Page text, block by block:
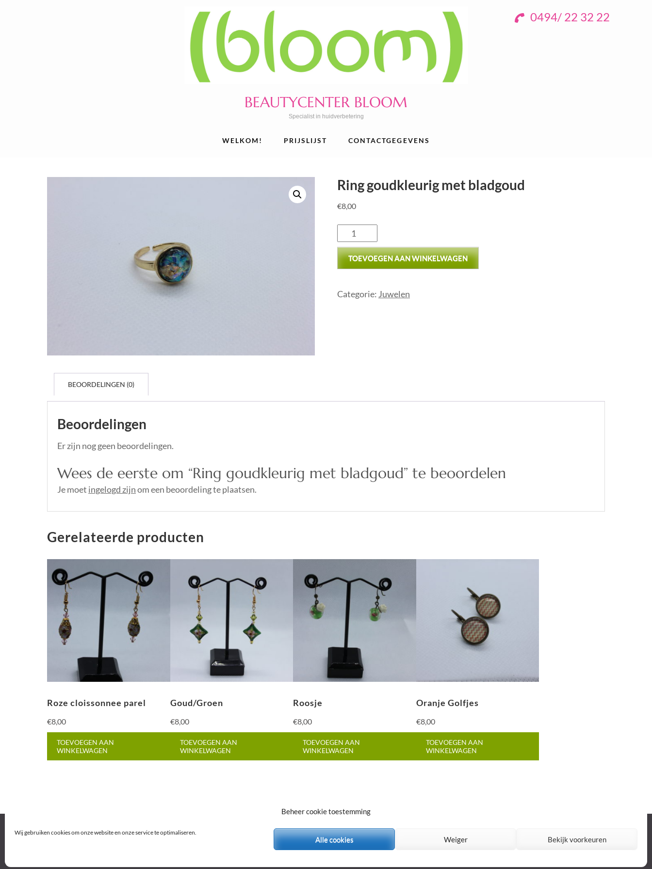
Beheer cookie toestemming
Wij gebruiken cookies om onze website en onze service te optimaliseren.
Alle cookies Weiger Bekijk voorkeuren
0494/ 22 32 22
BEAUTYCENTER BLOOM
Specialist in huidverbetering
WELKOM! PRIJSLIJST CONTACTGEGEVENS
Ring goudkleurig met bladgoud
€8,00
TOEVOEGEN AAN WINKELWAGEN
Categorie: Juwelen
BEOORDELINGEN (0)
Beoordelingen
Er zijn nog geen beoordelingen.
Wees de eerste om “Ring goudkleurig met bladgoud” te beoordelen
Je moet ingelogd zijnom een beoordeling te plaatsen.
Gerelateerde producten
Roze cloissonnee parel
€8,00
TOEVOEGEN AAN
WINKELWAGEN
Goud/Groen
€8,00
TOEVOEGEN AAN
WINKELWAGEN
Roosje
€8,00
TOEVOEGEN AAN
WINKELWAGEN
Oranje Golfjes
€8,00
TOEVOEGEN AAN
WINKELWAGEN
© 2026BEAUTYCENTER BLOOM. Alle rechten voorbehouden. Medical Spa | Ontwikkeld door Rara Theme Mogelijk gemaakt door:
WordPress